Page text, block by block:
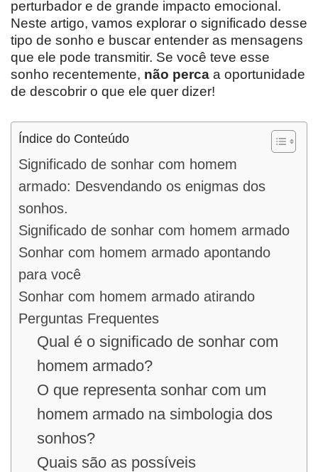
perturbador e de grande impacto emocional.
Neste artigo, vamos explorar o significado desse
tipo de sonho e buscar entender as mensagens
que ele pode transmitir. Se você teve esse
sonho recentemente, não perca a oportunidade
de descobrir o que ele quer dizer!
Índice do Conteúdo
Significado de sonhar com homem
armado: Desvendando os enigmas dos
sonhos.
Significado de sonhar com homem armado
Sonhar com homem armado apontando
para você
Sonhar com homem armado atirando
Perguntas Frequentes
Qual é o significado de sonhar com
homem armado?
O que representa sonhar com um
homem armado na simbologia dos
sonhos?
Quais são as possíveis